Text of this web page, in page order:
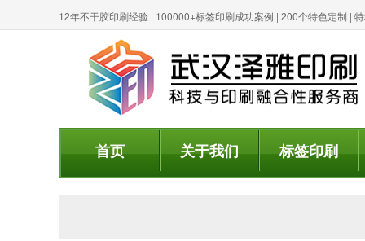
12年不干胶印刷经验 | 100000+标签印刷成功案例 | 200个特色定制 |
首页 关于我们 标签印刷